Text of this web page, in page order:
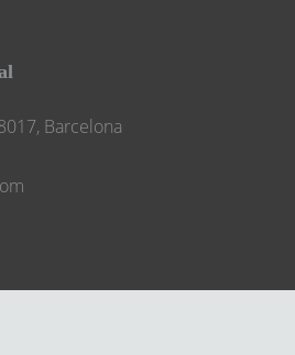
Barcelona